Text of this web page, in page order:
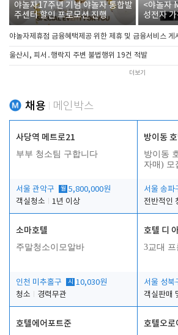
야놀자17주년 기념 야놀자 통합발
주센터 할인 프로모션 진행
<야놀자
성전자
야놀자제휴점 금융혜택제공 위한 제휴 및 금융서비스 게
울산시, 피서․행락지 주변 불법행위 19건 적발
더보기
채용 메인박스
사당역 메트로21
부부 청소팀 구합니다
서울 관악구 월 5,800,000원
객실청소
1년 이상
방이동
방이동
자매) 모
서울 송파
소마호텔
주말청소이모알바
인천 미추홀구 시 10,030원
청소
경력무관
호텔 디
3교대
서울 성북
호텔에어포트준 호텔오로